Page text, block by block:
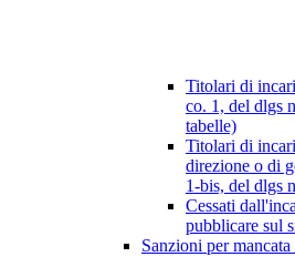
Titolari di
co. 1, del dlgs
tabelle)
Titolari di
direzione o di
1-bis, del dlgs
Cessati
pubblicare sul
Sanzioni per